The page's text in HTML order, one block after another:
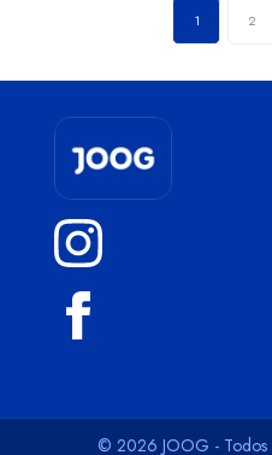
1 2
© 2026 JOOG - Todos